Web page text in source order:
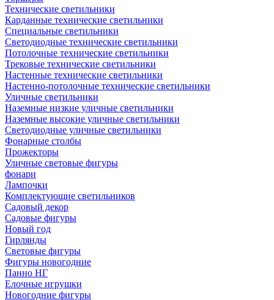
Технические светильники
Карданные технические светильники
Специальные светильники
Светодиодные технические светильники
Потолочные технические светильники
Трековые технические светильники
Настенные технические светильники
Настенно-потолочные технические светильники
Уличные светильники
Наземные низкие уличные светильники
Наземные высокие уличные светильники
Светодиодные уличные светильники
Фонарные столбы
Прожекторы
Уличные световые фигуры
фонари
Лампочки
Комплектующие светильников
Садовый декор
Садовые фигуры
Новый год
Гирлянды
Световые фигуры
Фигуры новогодние
Панно НГ
Елочные игрушки
Новогодние фигуры